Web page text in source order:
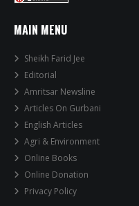
MAIN MENU
Sheikh Farid Jee
Editorial
Amritsar Newsline
Articles On Gurbani
English Articles
Agri & Environment
Online Books
Online Donation
Privacy Policy